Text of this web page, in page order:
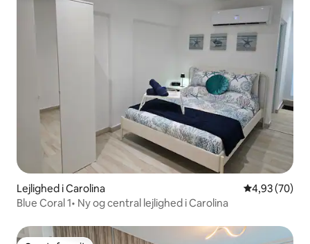
Lejlighed i Carolina 4,93 ud af 5 i
4,93 (70)
Blue Coral 1• Ny og central lejlighed i Carolina